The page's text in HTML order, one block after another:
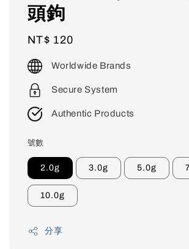
頭鉤
Regular
price
NT$ 120
Worldwide Brands
Secure System
Authentic Products
號數
2.0g 3.0g 5.0g
10.0g
分享